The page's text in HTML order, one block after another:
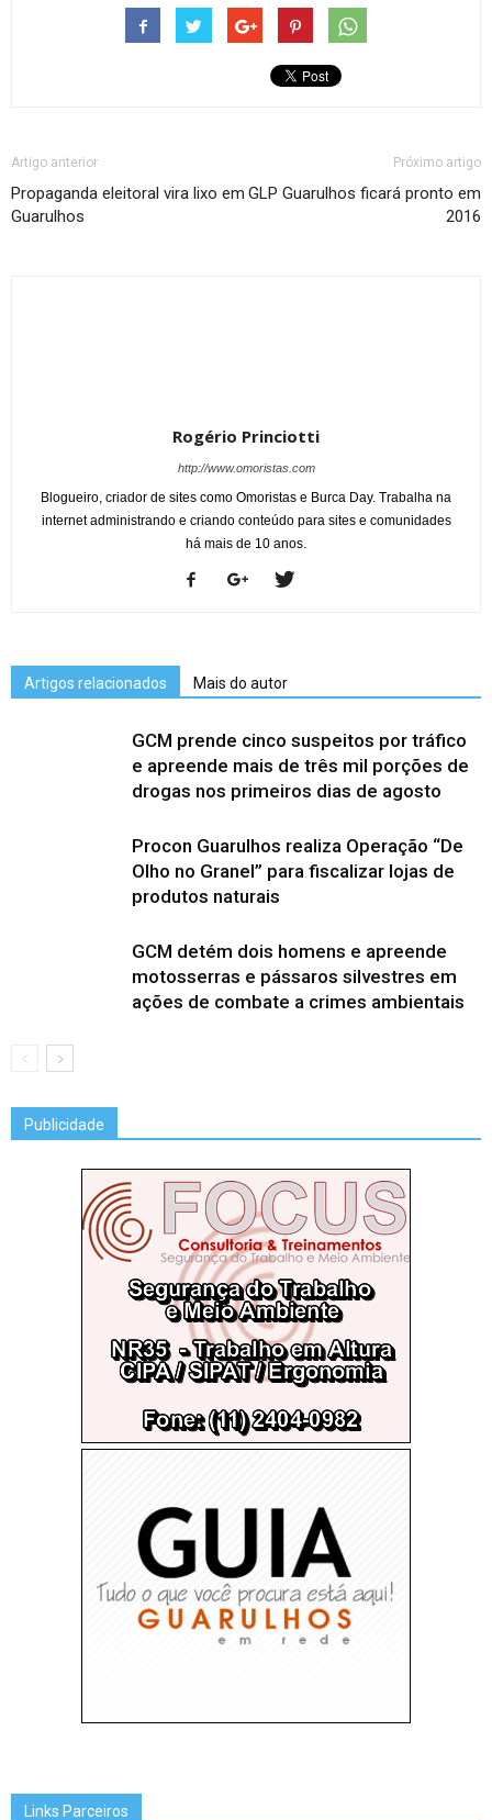
Artigo anterior
Propaganda eleitoral vira lixo em
Guarulhos
Próximo artigo
GLP Guarulhos ficará pronto em
2016
Rogério Princiotti
http://www.omoristas.com
Blogueiro, criador de sites como Omoristas e Burca Day. Trabalha na
internet administrando e criando conteúdo para sites e comunidades
há mais de 10 anos.
Artigos relacionados Mais do autor
GCM prende cinco suspeitos por tráfico
e apreende mais de três mil porções de
drogas nos primeiros dias de agosto
Procon Guarulhos realiza Operação “De
Olho no Granel” para fiscalizar lojas de
produtos naturais
GCM detém dois homens e apreende
motosserras e pássaros silvestres em
ações de combate a crimes ambientais
Publicidade
Links Parceiros